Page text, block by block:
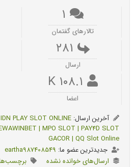
۱
تالارهای گفتمان
۲۸۱
ارسال‌
۱۰۸.۱ K
اعضا
آخرین ارسال: PLAY SLOT ONLINE
| MPO SLOT | PAY4D SLOT
GACOR | QQ Slot Online
جدیدترین عضو ما: eartha987408549
ارسال‌های خوانده نشده